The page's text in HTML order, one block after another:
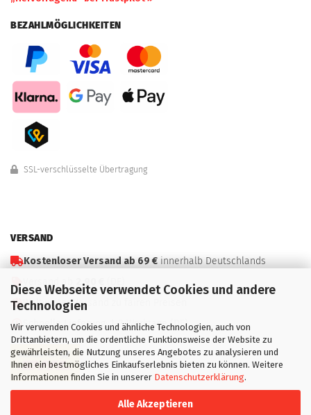
Diese Webseite verwendet Cookies und andere
Technologien
Wir verwenden Cookies und ähnliche Technologien, auch von
Drittanbietern, um die ordentliche Funktionsweise der Website zu
gewährleisten, die Nutzung unseres Angebotes zu analysieren und
Ihnen ein bestmögliches Einkaufserlebnis bieten zu können. Weitere
Informationen finden Sie in unserer Datenschutzerklärung.
Alle Akzeptieren
BEZAHLMÖGLICHKEITEN
SSL-verschlüsselte Übertragung
VERSAND
Kostenloser Versand ab 69 € innerhalb Deutschlands
Versand ab
2,90 €
Weltweiter Versand zu fairen Preisen
Schnelle Lieferung: 1–3 Werktage (DE)